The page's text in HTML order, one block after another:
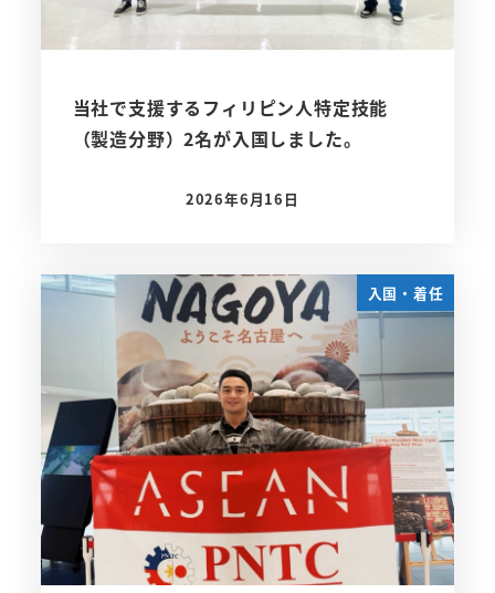
当社で支援するフィリピン人特定技能
（製造分野）2名が入国しました。
投稿日
2026年6月16日
入国・着任